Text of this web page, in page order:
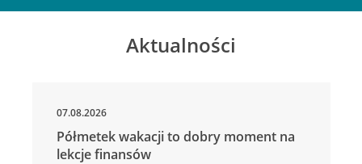
Aktualności
07.08.2026
Półmetek wakacji to dobry moment na
lekcje finansów